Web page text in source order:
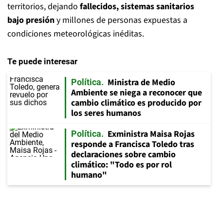
territorios, dejando fallecidos, sistemas sanitarios
bajo presióny millones de personas expuestas a
condiciones meteorológicas inéditas.
Te puede interesar
Política
Ministra de Medio
Ambiente se niega a reconocer que
cambio climático es producido por
los seres humanos
Política
Exministra Maisa Rojas
responde a Francisca Toledo tras
declaraciones sobre cambio
climático: "Todo es por rol
humano"